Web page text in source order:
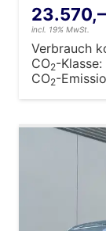
incl. 19% MwSt.
Verbrauch
CO2-Klasse:
CO2-